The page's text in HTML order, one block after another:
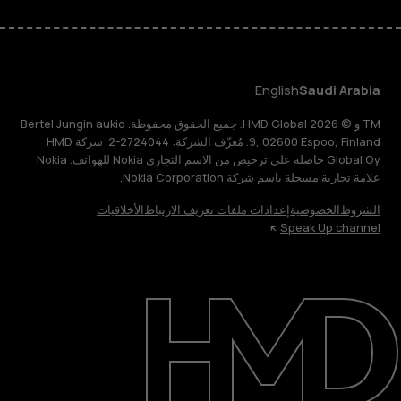
حول
الدعم
Saudi Arabia
English
Saudi Arabia
English
TM و © 2026 HMD Global. جميع الحقوق محفوظة. Bertel Jungin aukio
9, 02600 Espoo, Finland. مُعرِّف الشركة: 2724044-2. شركة HMD
Global Oy حاصلة على ترخيص من الاسم التجاري Nokia للهواتف. Nokia
علامة تجارية مسجلة باسم شركة Nokia Corporation.
الشروطالخصوصيةإعدادات ملفات تعريف الارتباطالأخلاقيات
Speak Up channel